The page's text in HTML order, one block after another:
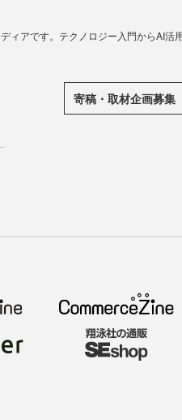
ィアです。テクノロジー入門からAI活
寄稿・取材企画募集